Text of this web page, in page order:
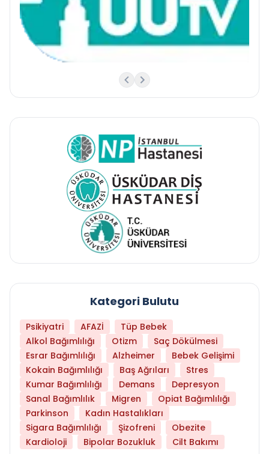
Kategori Bulutu
Psikiyatri AFAZİ
Tüp Bebek
Alkol Bağımlılığı
Otizm
Saç Dökülmesi
Esrar Bağımlılığı
Alzheimer
Bebek Gelişimi
Kokain Bağımlılığı
Baş Ağrıları
Stres
Kumar Bağımlılığı
Demans
Depresyon
Sanal Bağımlılık
Migren
Opiat Bağımlılığı
Parkinson
Kadın Hastalıkları
Sigara Bağımlılığı
Şizofreni
Obezite
Kardioloji
Bipolar Bozukluk Cilt Bakımı